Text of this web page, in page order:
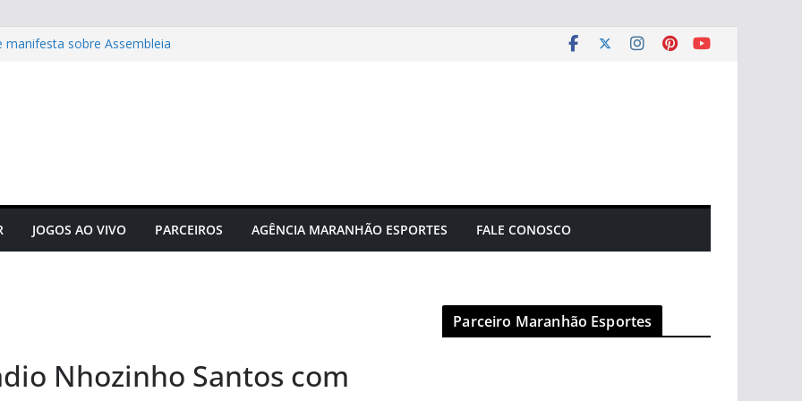
sobre Assembleia
Sul-americano FIA
acontecerá em outubro em
JOGOS AO VIVO PARCEIROS AGÊNCIA MARANHÃO ESPORTES FALE CONOSCO
Nhozinho Santos com
Parceiro Maranhão Esportes